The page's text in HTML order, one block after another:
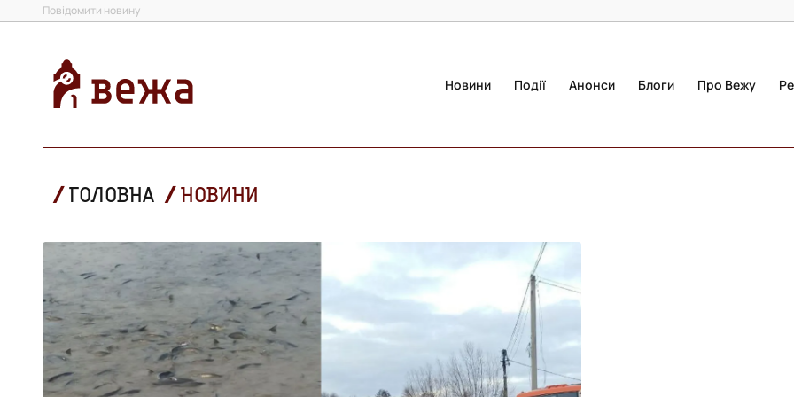
Повідомити новину
Новини Події Анонси Блоги Про Вежу
ГОЛОВНА НОВИНИ